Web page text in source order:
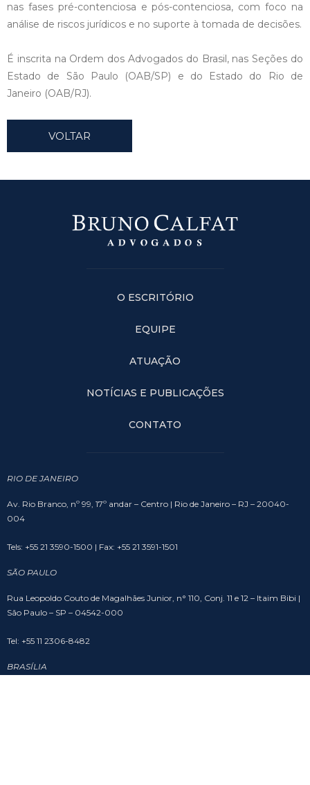
nas fases pré-contenciosa e pós-contenciosa, com foco na
análise de riscos jurídicos e no suporte à tomada de decisões.
É inscrita na Ordem dos Advogados do Brasil, nas Seções do
Estado de São Paulo (OAB/SP) e do Estado do Rio de
Janeiro (OAB/RJ).
VOLTAR
O ESCRITÓRIO
EQUIPE
ATUAÇÃO
NOTÍCIAS E PUBLICAÇÕES
CONTATO
RIO DE JANEIRO
Av. Rio Branco, nº 99, 17º andar – Centro | Rio de Janeiro – RJ – 20040-
004
Tels: +55 21 3590-1500 | Fax: +55 21 3591-1501
SÃO PAULO
Rua Leopoldo Couto de Magalhães Junior, n° 110, Conj. 11 e 12 – Itaim Bibi |
São Paulo – SP – 04542-000
Tel: +55 11 2306-8482
BRASÍLIA